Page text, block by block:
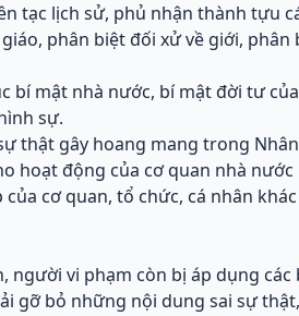
tạc lịch sử, phủ nhận thành tựu
phân biệt đối xử về giới,
bí mật nhà nước, bí mật đời tư
sự.
thật gây hoang mang trong
hoạt động của cơ quan nhà
cơ quan, tổ chức, cá nhân
người vi phạm còn bị áp dụng các
gỡ bỏ những nội dung sai sự